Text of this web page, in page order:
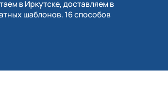
в Иркутске, доставляем в
шаблонов. 16 способов